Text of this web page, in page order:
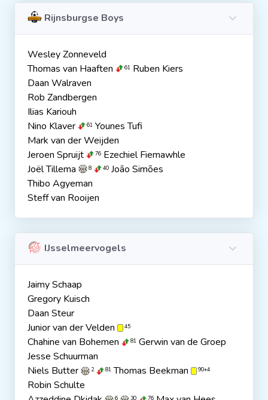
Rijnsburgse Boys
Wesley Zonneveld
Thomas van Haaften
61 Ruben Kiers
Daan Walraven
Rob Zandbergen
Ilias Kariouh
Nino Klaver
61 Younes Tufi
Mark van der Weijden
Jeroen Spruijt
76 Ezechiel Fiemawhle
Joël Tillema
8 40 João Simões
Thibo Agyeman
Steff van Rooijen
IJsselmeervogels
Jaimy Schaap
Gregory Kuisch
Daan Steur
Junior van der Velden
45
Chahine van Bohemen 81 Gerwin van de Groep
Jesse Schuurman
Niels Butter
2 81 Thomas Beekman 90+4
Robin Schulte
6 30 76